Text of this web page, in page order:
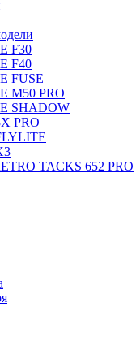
F30
F40
FUSE
M50 PRO
SHADOW
PRO
TACKS 652 PRO